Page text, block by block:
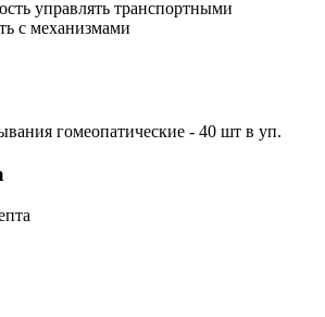
управлять транспортными
с механизмами
гомеопатические - 40 шт в уп.